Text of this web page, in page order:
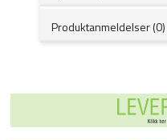
Produktanmeldelser (0)